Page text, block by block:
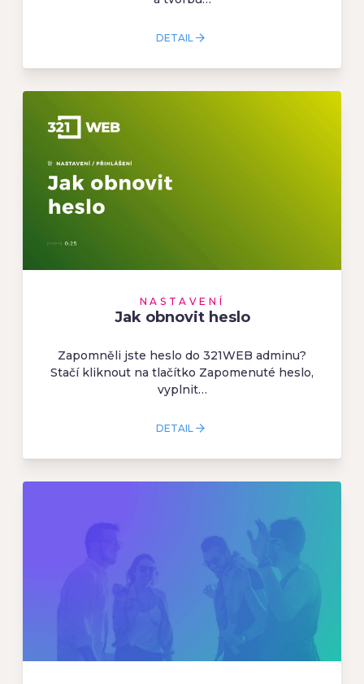
DETAIL
NASTAVENÍ
Jak obnovit heslo
Zapomněli jste heslo do 321WEB adminu?
Stačí kliknout na tlačítko Zapomenuté heslo,
vyplnit…
DETAIL